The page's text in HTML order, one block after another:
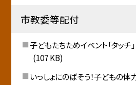
市教委等配付
子どもたちためイベント「タッチ
(107 KB)
いっしょにのばそう！子どもの体